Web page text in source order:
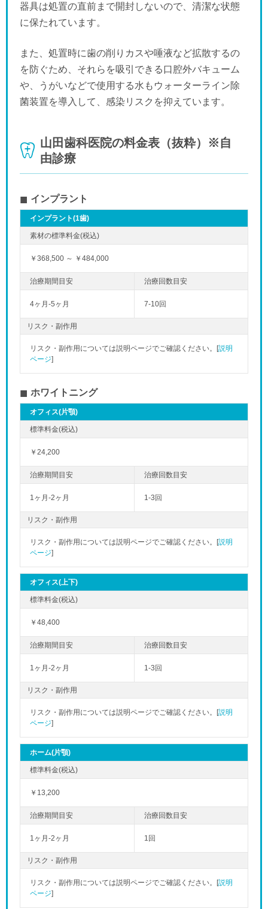
器具は処置の直前まで開封しないので、清潔な状態
に保たれています。
また、処置時に歯の削りカスや唾液など拡散するの
を防ぐため、それらを吸引できる口腔外バキューム
や、うがいなどで使用する水もウォーターライン除
菌装置を導入して、感染リスクを抑えています。
山田歯科医院の料金表（抜粋）※自
由診療
インプラント
インプラント(1歯)
￥368,500 ～ ￥484,000
4ヶ月-5ヶ月 7-10回
リスク・副作用
リスク・副作用については説明ページでご確認ください。[説明
ページ]
ホワイトニング
オフィス(片顎)
￥24,200
1ヶ月-2ヶ月 1-3回
リスク・副作用
リスク・副作用については説明ページでご確認ください。[説明
ページ]
オフィス(上下)
￥48,400
1ヶ月-2ヶ月 1-3回
リスク・副作用
リスク・副作用については説明ページでご確認ください。[説明
ページ]
ホーム(片顎)
￥13,200
1ヶ月-2ヶ月 1回
リスク・副作用
リスク・副作用については説明ページでご確認ください。[説明
ページ]